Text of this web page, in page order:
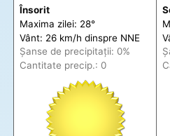
Însorit
Maxima zilei: 28°
Vânt: 26 km/h dinspre NNE
Șanse de precipitații: 0%
Cantitate precip.: 0